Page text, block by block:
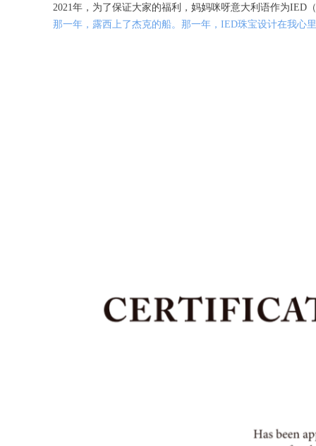
2021年，为了保证大家的福利，妈妈咪呀意大利语作为IED
那一年，露西上了杰克的船。那一年，IED珠宝设计在我心